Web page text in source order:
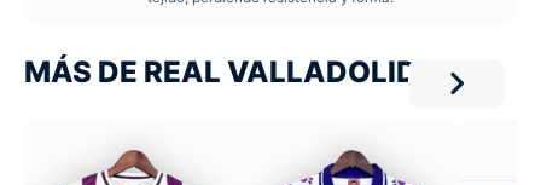
MÁS DE REAL VALLADOLID